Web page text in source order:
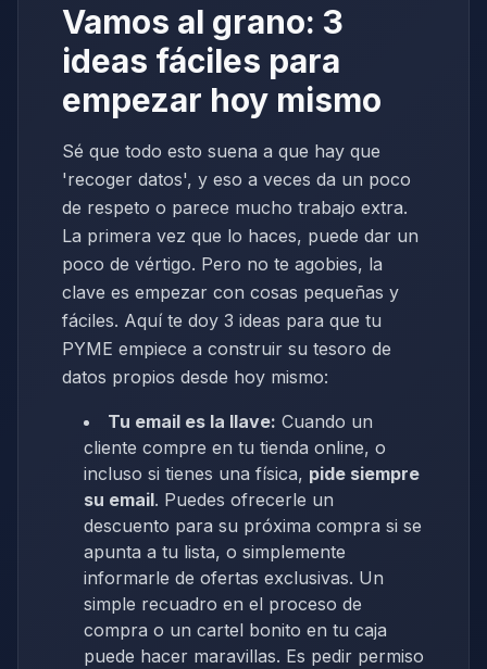
Vamos al grano: 3
ideas fáciles para
empezar hoy mismo
Sé que todo esto suena a que hay que
'recoger datos', y eso a veces da un poco
de respeto o parece mucho trabajo extra.
La primera vez que lo haces, puede dar un
poco de vértigo. Pero no te agobies, la
clave es empezar con cosas pequeñas y
fáciles. Aquí te doy 3 ideas para que tu
PYME empiece a construir su tesoro de
datos propios desde hoy mismo:
Tu email es la llave: Cuando un
cliente compre en tu tienda online, o
incluso si tienes una física, pide siempre
su email. Puedes ofrecerle un
descuento para su próxima compra si se
apunta a tu lista, o simplemente
informarle de ofertas exclusivas. Un
simple recuadro en el proceso de
compra o un cartel bonito en tu caja
puede hacer maravillas. Es pedir permiso